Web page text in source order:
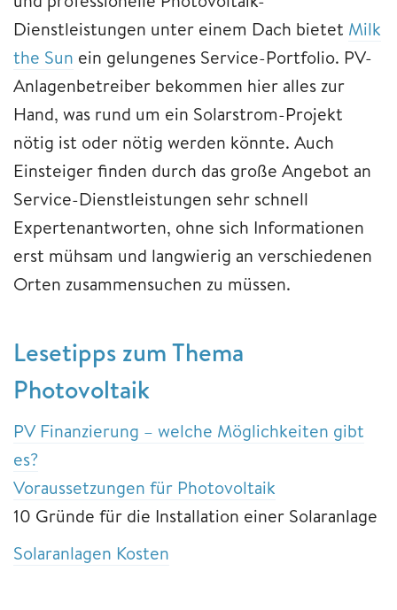
Dienstleistungen unter einem Dach bietet Milk
the Sun ein gelungenes Service-Portfolio. PV-
Anlagenbetreiber bekommen hier alles zur
Hand, was rund um ein Solarstrom-Projekt
nötig ist oder nötig werden könnte. Auch
Einsteiger finden durch das große Angebot an
Service-Dienstleistungen sehr schnell
Expertenantworten, ohne sich Informationen
erst mühsam und langwierig an verschiedenen
Orten zusammensuchen zu müssen.
Lesetipps zum Thema
Photovoltaik
PV Finanzierung – welche Möglichkeiten gibt
es?
Voraussetzungen für Photovoltaik
10 Gründe für die Installation einer Solaranlage
Solaranlagen Kosten